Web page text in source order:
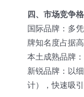
四、市场竞争
国际品牌：多
牌知名度占据
本土成熟品牌
新锐品牌：以
计），快速吸